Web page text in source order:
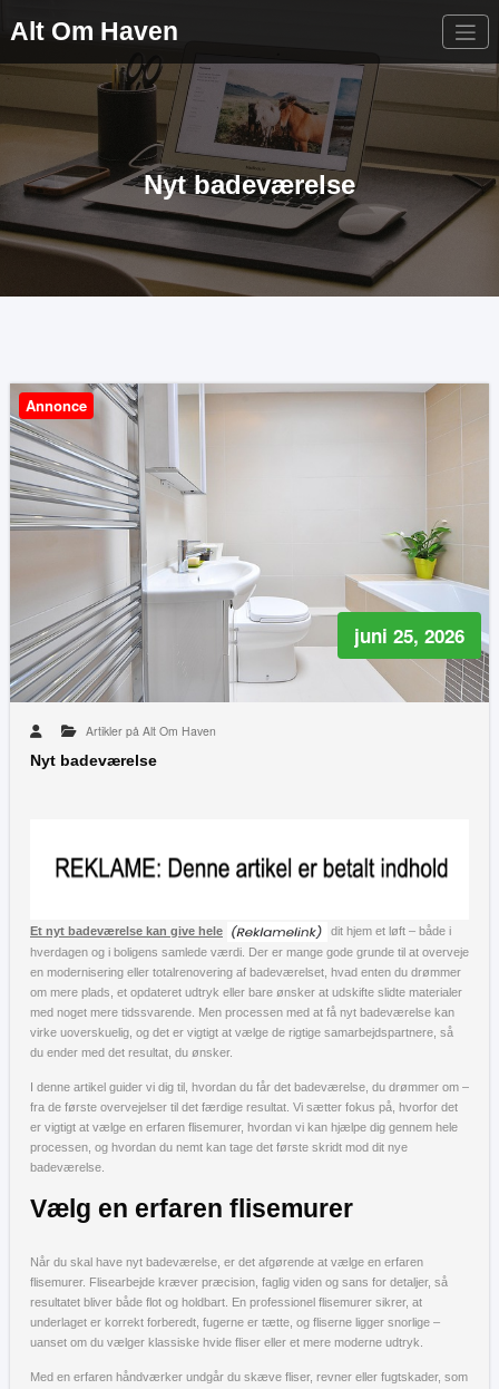
Alt Om Haven
Nyt badeværelse
Annonce
juni 25, 2026
Artikler på Alt Om Haven
Nyt badeværelse
Et nyt badeværelse kan give hele
dit hjem et løft – både i
hverdagen og i boligens samlede værdi. Der er mange gode grunde til at overveje
en modernisering eller totalrenovering af badeværelset, hvad enten du drømmer
om mere plads, et opdateret udtryk eller bare ønsker at udskifte slidte materialer
med noget mere tidssvarende. Men processen med at få nyt badeværelse kan
virke uoverskuelig, og det er vigtigt at vælge de rigtige samarbejdspartnere, så
du ender med det resultat, du ønsker.
I denne artikel guider vi dig til, hvordan du får det badeværelse, du drømmer om –
fra de første overvejelser til det færdige resultat. Vi sætter fokus på, hvorfor det
er vigtigt at vælge en erfaren flisemurer, hvordan vi kan hjælpe dig gennem hele
processen, og hvordan du nemt kan tage det første skridt mod dit nye
badeværelse.
Vælg en erfaren flisemurer
Når du skal have nyt badeværelse, er det afgørende at vælge en erfaren
flisemurer. Flisearbejde kræver præcision, faglig viden og sans for detaljer, så
resultatet bliver både flot og holdbart. En professionel flisemurer sikrer, at
underlaget er korrekt forberedt, fugerne er tætte, og fliserne ligger snorlige –
uanset om du vælger klassiske hvide fliser eller et mere moderne udtryk.
Med en erfaren håndværker undgår du skæve fliser, revner eller fugtskader, som